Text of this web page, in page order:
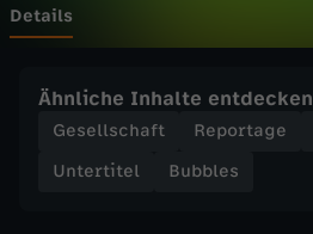
n
d
C
Details
Ähnliche Inhalte entdecken
Gesellschaft Reportage
Untertitel
Bubbles